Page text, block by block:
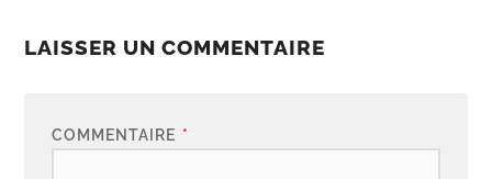
LAISSER UN COMMENTAIRE
COMMENTAIRE *